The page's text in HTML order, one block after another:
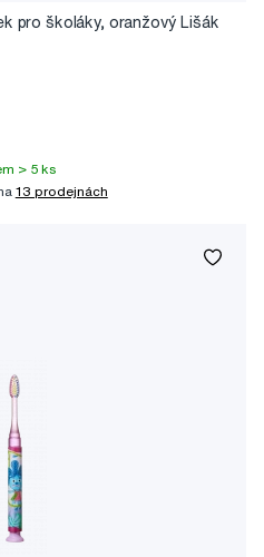
pro školáky, oranžový Lišák
> 5 ks
13 prodejnách